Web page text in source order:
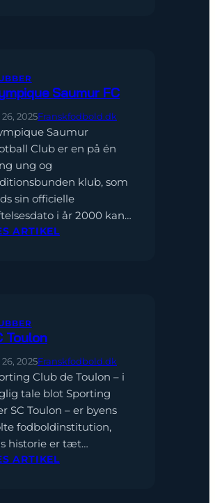
Saumur FC
2025Franskfodbold.dk
Saumur
Club er en på én
ung og
klub, som
sin officielle
i år 2000 kan…
ARTIKEL
Toulon
2025Franskfodbold.dk
Club de Toulon – i
tale blot Sporting
SC Toulon – er byens
fodboldinstitution,
historie er tæt…
ARTIKEL